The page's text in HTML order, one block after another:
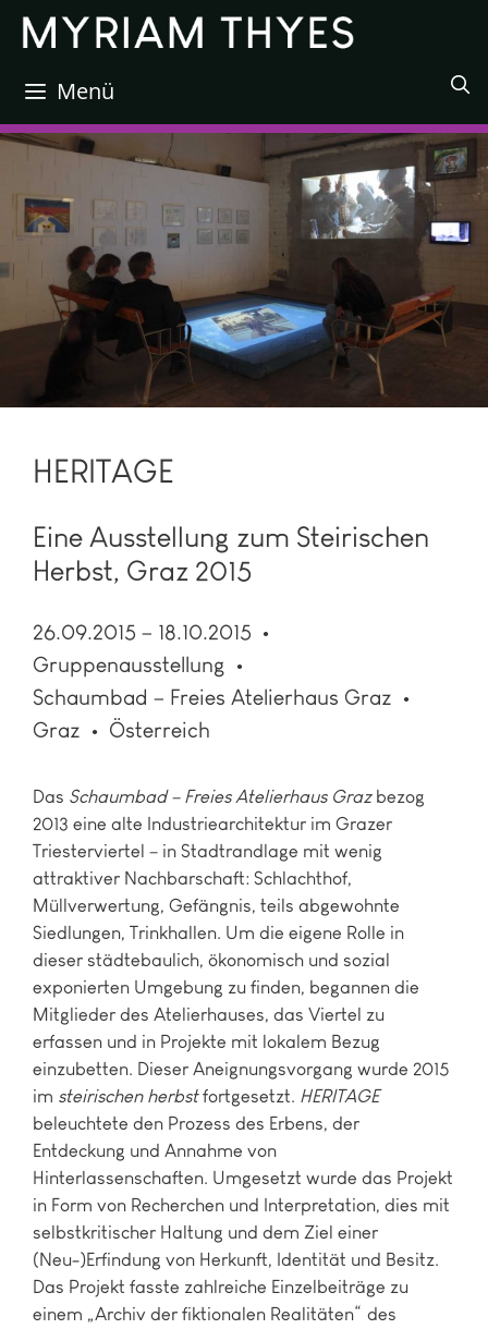
Zum
Inhalt
Menü
HERITAGE
Eine Ausstellung zum Steirischen
Herbst, Graz 2015
26.09.2015 – 18.10.2015
Gruppenausstellung
Schaumbad – Freies Atelierhaus Graz
Graz
Österreich
Das Schaumbad – Freies Atelierhaus Grazbezog
2013 eine alte Industriearchitektur im Grazer
Triesterviertel – in Stadtrandlage mit wenig
attraktiver Nachbarschaft: Schlachthof,
Müllverwertung, Gefängnis, teils abgewohnte
Siedlungen, Trinkhallen. Um die eigene Rolle in
dieser städtebaulich, ökonomisch und sozial
exponierten Umgebung zu finden, begannen die
Mitglieder des Atelierhauses, das Viertel zu
erfassen und in Projekte mit lokalem Bezug
einzubetten. Dieser Aneignungsvorgang wurde 2015
im steirischen herbstfortgesetzt. HERITAGE
beleuchtete den Prozess des Erbens, der
Entdeckung und Annahme von
Hinterlassenschaften. Umgesetzt wurde das Projekt
in Form von Recherchen und Interpretation, dies mit
selbstkritischer Haltung und dem Ziel einer
(Neu-)Erfindung von Herkunft, Identität und Besitz.
Das Projekt fasste zahlreiche Einzelbeiträge zu
einem „Archiv der fiktionalen Realitäten“ des